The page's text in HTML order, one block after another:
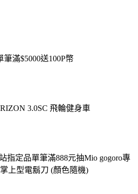
筆滿$5000送100P幣
3.0SC 飛輪健身車
指定品單筆滿888元抽Mio gogoro專
上型電鬍刀 (顏色隨機)